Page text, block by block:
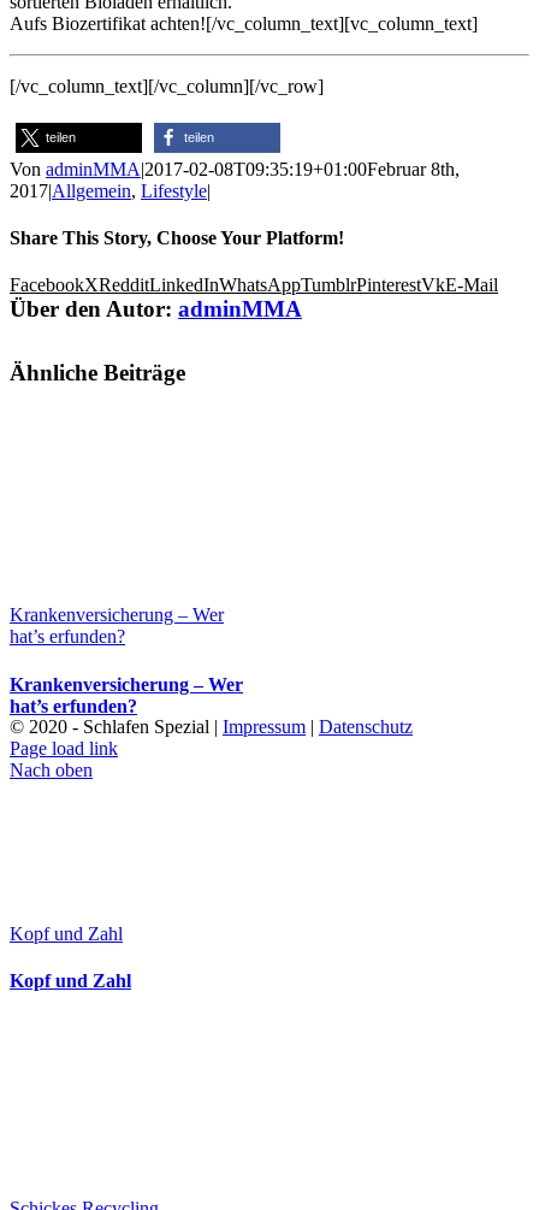
Aufs Biozertifikat achten![/vc_column_text][vc_column_text]
[/vc_column_text][/vc_column][/vc_row]
teilen teilen
Von adminMMA|2017-02-08T09:35:19+01:00Februar 8th,
2017|Allgemein, Lifestyle|
Share This Story, Choose Your Platform!
FacebookXRedditLinkedInWhatsAppTumblrPinterestVkE-Mail
Über den Autor: adminMMA
Ähnliche Beiträge
Krankenversicherung – Wer
hat’s erfunden?
Krankenversicherung – Wer
hat’s erfunden?
Kopf und Zahl
Kopf und Zahl
© 2020 - Schlafen Spezial | Impressum | Datenschutz
Page load link
Nach oben